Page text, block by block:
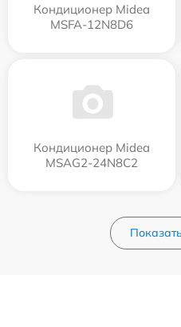
Кондиционер Midea
MSFA-12N8D6
Кондиционер Midea
MSAG2-24N8C2